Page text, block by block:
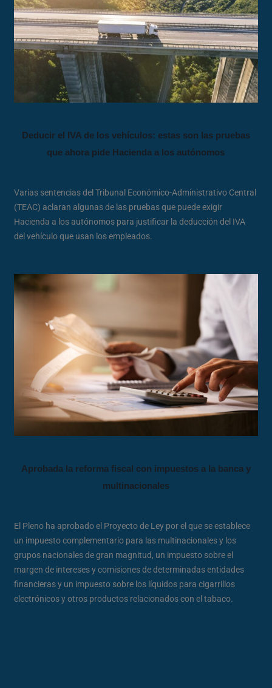
Deducir el IVA de los vehículos: estas son las pruebas
que ahora pide Hacienda a los autónomos
Varias sentencias del Tribunal Económico-Administrativo Central
(TEAC) aclaran algunas de las pruebas que puede exigir
Hacienda a los autónomos para justificar la deducción del IVA
del vehículo que usan los empleados.
Aprobada la reforma fiscal con impuestos a la banca y
multinacionales
El Pleno ha aprobado el Proyecto de Ley por el que se establece
un impuesto complementario para las multinacionales y los
grupos nacionales de gran magnitud, un impuesto sobre el
margen de intereses y comisiones de determinadas entidades
financieras y un impuesto sobre los líquidos para cigarrillos
electrónicos y otros productos relacionados con el tabaco.